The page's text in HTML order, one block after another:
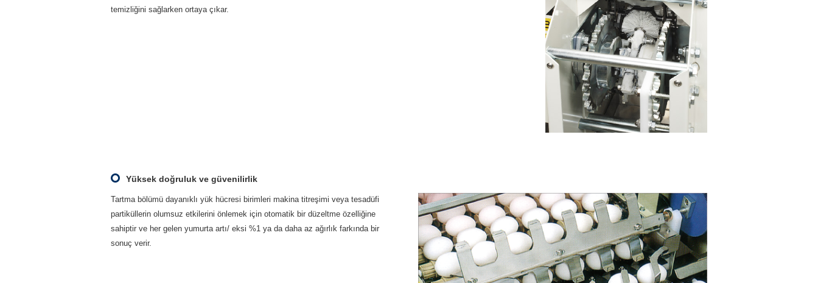
temizliğini sağlarken ortaya çıkar.
Yüksek doğruluk ve güvenilirlik
Tartma bölümü dayanıklı yük hücresi birimleri makina titreşimi veya tesadüfi
partiküllerin olumsuz etkilerini önlemek için otomatik bir düzeltme özelliğine
sahiptir ve her gelen yumurta artı/ eksi %1 ya da daha az ağırlık farkında bir
sonuç verir.